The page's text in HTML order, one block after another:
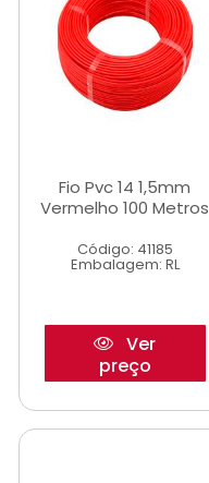
Fio Pvc 14 1,5mm
Vermelho 100 Metros
Código: 41185
Embalagem: RL
Ver
preço